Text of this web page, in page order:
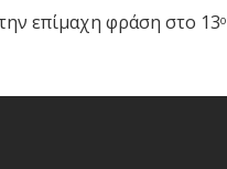
επίμαχη φράση στο 13ο